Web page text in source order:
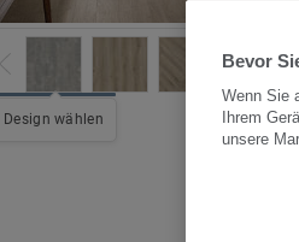
Design wählen Alle
Bevor
Wenn Sie
Ihrem
unsere